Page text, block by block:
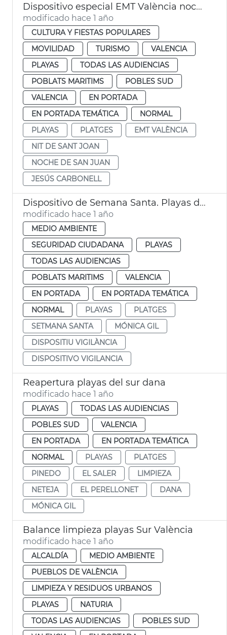
Dispositivo especial EMT València noche San Juan
modificado hace 1 año
CULTURA Y FIESTAS POPULARES
MOVILIDAD
TURISMO
VALENCIA
PLAYAS
TODAS LAS AUDIENCIAS
POBLATS MARITIMS
POBLES SUD
VALENCIA
EN PORTADA
EN PORTADA TEMÁTICA
NORMAL
PLAYAS
PLATGES
EMT VALÈNCIA
NIT DE SANT JOAN
NOCHE DE SAN JUAN
JESÚS CARBONELL
Dispositivo de Semana Santa. Playas de València
modificado hace 1 año
MEDIO AMBIENTE
SEGURIDAD CIUDADANA
PLAYAS
TODAS LAS AUDIENCIAS
POBLATS MARITIMS
VALENCIA
EN PORTADA
EN PORTADA TEMÁTICA
NORMAL
PLAYAS
PLATGES
SETMANA SANTA
MÓNICA GIL
DISPOSITIU VIGILÀNCIA
DISPOSITIVO VIGILANCIA
Reapertura playas del sur dana
modificado hace 1 año
PLAYAS
TODAS LAS AUDIENCIAS
POBLES SUD
VALENCIA
EN PORTADA
EN PORTADA TEMÁTICA
NORMAL
PLAYAS
PLATGES
PINEDO
EL SALER
LIMPIEZA
NETEJA
EL PERELLONET
DANA
MÓNICA GIL
Balance limpieza playas Sur València
modificado hace 1 año
ALCALDÍA
MEDIO AMBIENTE
PUEBLOS DE VALÈNCIA
LIMPIEZA Y RESIDUOS URBANOS
PLAYAS
NATURIA
TODAS LAS AUDIENCIAS
POBLES SUD